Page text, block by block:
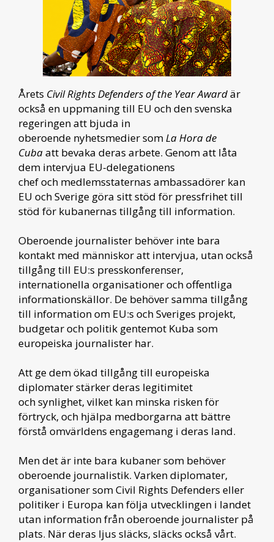
Årets Civil Rights Defenders of the Year Awardär
också en uppmaning till EU och den svenska
regeringen att bjuda in
oberoende nyhetsmedier somLa Hora de
Cubaatt bevaka deras arbete. Genom att låta
dem intervjua EU-delegationens
chef och medlemsstaternas ambassadörer kan
EU och Sverige göra sitt stöd för pressfrihet till
stöd för kubanernas tillgång till information.
Oberoende journalister behöver inte bara
kontakt med människor att intervjua, utan också
tillgång till EU:s presskonferenser,
internationella organisationer och offentliga
informationskällor. De behöver samma tillgång
till information om EU:s och Sveriges projekt,
budgetar och politik gentemot Kuba som
europeiska journalister har.
Att ge dem ökad tillgång till europeiska
diplomater stärker deras legitimitet
och synlighet, vilket kan minska risken för
förtryck, och hjälpa medborgarna att bättre
förstå omvärldens engagemang i deras land.
Men det är inte bara kubaner som behöver
oberoende journalistik. Varken diplomater,
organisationer som Civil Rights Defenders eller
politiker i Europa kan följa utvecklingen i landet
utan information från oberoende journalister på
plats. När deras ljus släcks, släcks också vårt.